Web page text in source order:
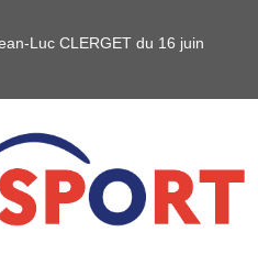
Luc CLERGET du 16 juin